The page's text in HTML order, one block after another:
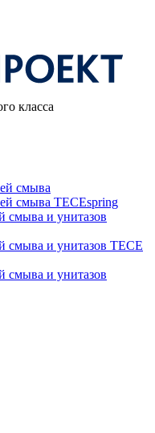
класса
смыва
смыва TECEspring
смыва и унитазов
смыва и унитазов ТЕСЕ
смыва и унитазов